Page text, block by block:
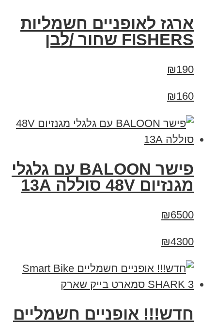
ארגז לאופניים חשמליות
FISHERS שחור /לבן
₪190
₪160
פישר BALOON עם גלגלי
מגנזיום 48V סוללה 13A
₪6500
₪4300
חדש!!! אופניים חשמליים